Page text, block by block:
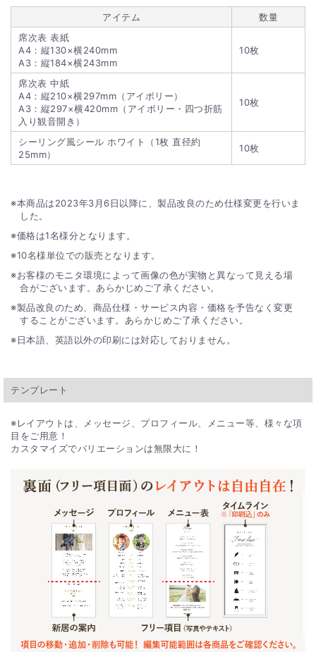
アイテム
数量
席次表 表紙
A4：縦130×横240mm
A3：縦184×横243mm
10枚
席次表 中紙
A4：縦210×横297mm（アイボリー）
A3：縦297×横420mm（アイボリー・四つ折筋
入り観音開き）
10枚
シーリング風シール ホワイト（1枚 直径約
25mm）
10枚
本商品は2023年3月6日以降に、製品改良のため仕様変更を行いま
した。
価格は1名様分となります。
10名様単位での販売となります。
お客様のモニタ環境によって画像の色が実物と異なって見える場
合がございます。あらかじめご了承ください。
製品改良のため、商品仕様・サービス内容・価格を予告なく変更
することがございます。あらかじめご了承ください。
日本語、英語以外の印刷には対応しておりません。
テンプレート
※レイアウトは、メッセージ、プロフィール、メニュー等、様々な項
目をご用意！
カスタマイズでバリエーションは無限大に！